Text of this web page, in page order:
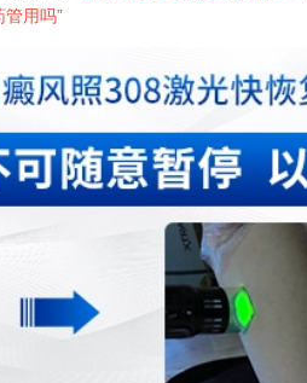
管用吗”
石家庄专治白斑医院
治疗白癜风便宜的医院